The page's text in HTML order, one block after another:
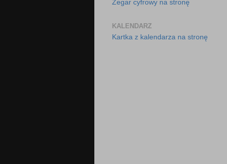
Zegar cyfrowy na stronę
KALENDARZ
Kartka z kalendarza na stronę